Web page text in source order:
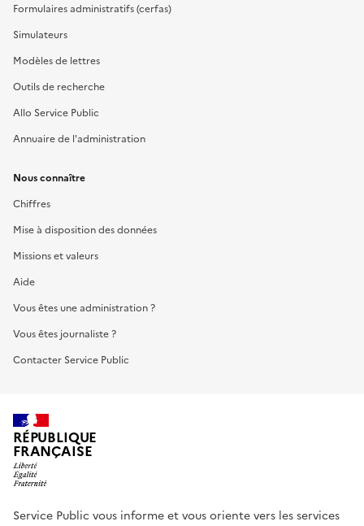
Formulaires administratifs (cerfas)
Simulateurs
Modèles de lettres
Outils de recherche
Allo Service Public
Annuaire de l'administration
Nous connaître
Chiffres
Mise à disposition des données
Missions et valeurs
Aide
Vous êtes une administration ?
Vous êtes journaliste ?
Contacter Service Public
RÉPUBLIQUE
FRANÇAISE
Service Public vous informe et vous oriente vers les services